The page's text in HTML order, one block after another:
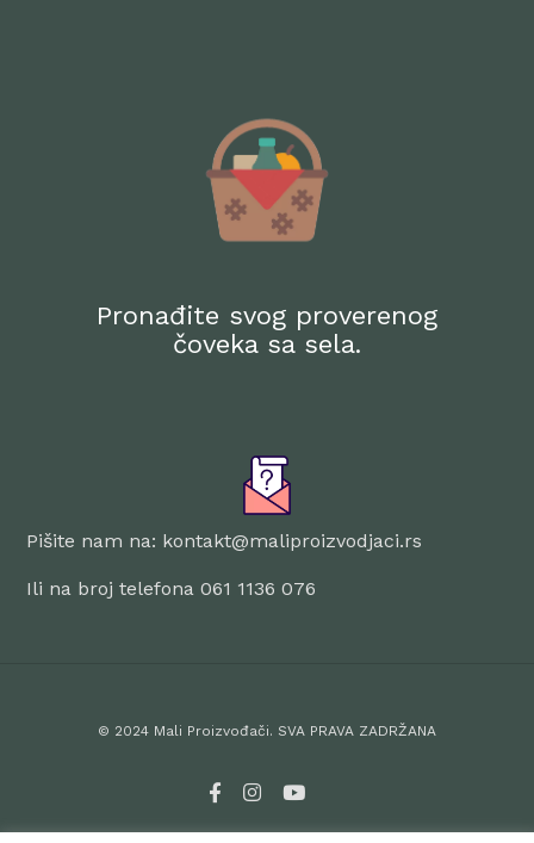
Pronađite svog proverenog
čoveka sa sela.
Pišite nam na: kontakt@maliproizvodjaci.rs
Ili na broj telefona 061 1136 076
© 2024 Mali Proizvođači. SVA PRAVA ZADRŽANA